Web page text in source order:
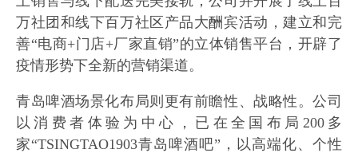
万社团和线下百万社区产品大酬宾活动，建立和完
善“电商+门店+厂家直销”的立体销售平台，开辟了
疫情形势下全新的营销渠道。
青岛啤酒场景化布局则更有前瞻性、战略性。公司
以消费者体验为中心，已在全国布局200多
家“TSINGTAO1903青岛啤酒吧”，以高端化、个性